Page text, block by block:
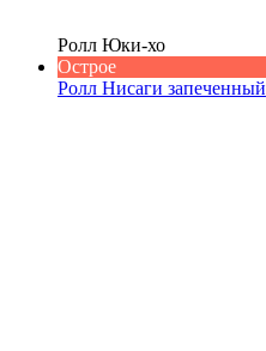
Ролл Юки-хо
Острое
Ролл Нисаги запеченный